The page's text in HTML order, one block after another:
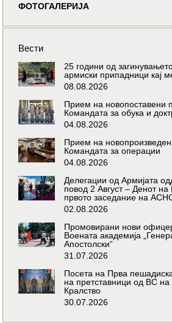
ФОТОГАЛЕРИЈА
Вести
25 години од
армиски припадници кај
08.08.2026
Прием на новопоставени
Командата за обука и
04.08.2026
Прием на
Командата за операции
04.08.2026
Делегации од Армијата
повод 2 Август – Денот на
првото заседание на
02.08.2026
Промовирани нови
Воената академија
Апостолски“
31.07.2026
Посета на Прва
на претставници од ВС
Кралство
30.07.2026